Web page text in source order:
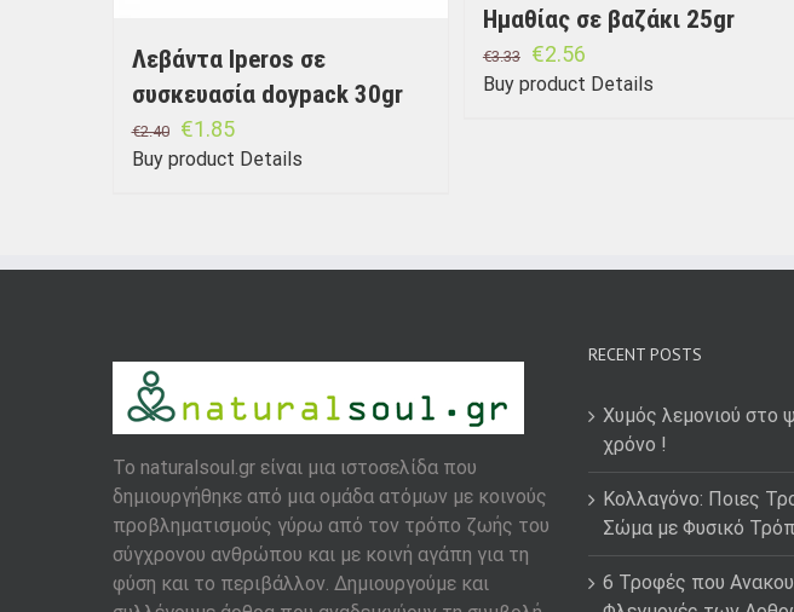
Λεβάντα Iperos σε
συσκευασία doypack 30gr
€2.40 €1.85
Buy product Details
Ημαθίας σε βαζάκι 25gr
€3.33 €2.56
Buy product Details
To naturalsoul.gr είναι μια ιστοσελίδα που
δημιουργήθηκε από μια ομάδα ατόμων με κοινούς
προβληματισμούς γύρω από τον τρόπο ζωής του
σύγχρονου ανθρώπου και με κοινή αγάπη για τη
φύση και το περιβάλλον. Δημιουργούμε και
RECENT POSTS
Χυμός λεμονιού στο
χρόνο !
Κολλαγόνο: Ποιες
Σώμα με Φυσικό
6 Τροφές που